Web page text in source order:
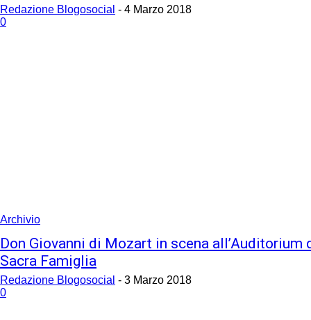
Redazione Blogosocial - 4 Marzo 2018
0
Archivio
Don Giovanni di Mozart in scena all’Auditorium
Sacra Famiglia
Redazione Blogosocial - 3 Marzo 2018
0